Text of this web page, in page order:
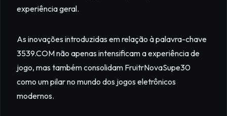
experiência geral.
As inovações introduzidas em relação à palavra-chave
3539.COM não apenas intensificam a experiência de
jogo, mas também consolidam FruitrNovaSupe30
como um pilar no mundo dos jogos eletrônicos
modernos.